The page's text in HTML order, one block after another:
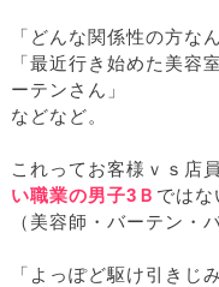
「どんな関係性の方な
「最近行き始めた美容
ーテンさん」
などなど。
これってお客様ｖｓ店
い職業の男子3Ｂ ではな
（美容師・バーテン・
「よっぽど駆け引きじ